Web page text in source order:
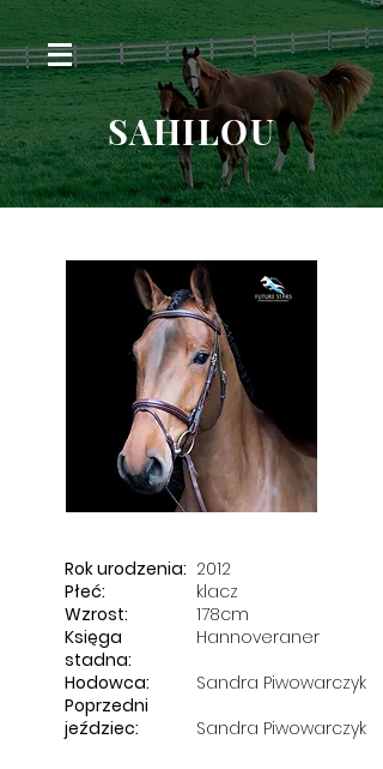
Sandra Piwowarczyk
Sandra Piwowarczyk
Hodowca:
Poprzedni
jeździec:
2012
klacz
178cm
Hannoveraner
Rok urodzenia:
Płeć:
Wzrost:
Księga
stadna:
SAHILOU